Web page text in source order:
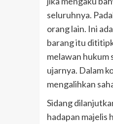
seluruhnya.
orang lain. Ini
barang itu
melawan hukum
ujarnya. Dalam
mengalihkan
Sidang
hadapan majelis